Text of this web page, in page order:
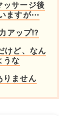
ッサージ後
ますが⋯
アップ⁉
けど、なん
うな
りません